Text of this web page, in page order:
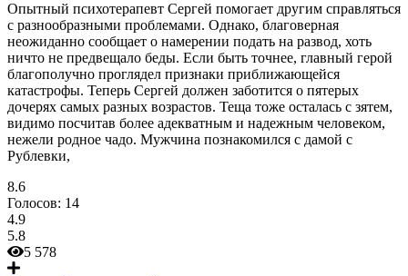
Опытный психотерапевт Сергей помогает другим справляться
с разнообразными проблемами. Однако, благоверная
неожиданно сообщает о намерении подать на развод, хоть
ничто не предвещало беды. Если быть точнее, главный герой
благополучно проглядел признаки приближающейся
катастрофы. Теперь Сергей должен заботится о пятерых
дочерях самых разных возрастов. Теща тоже осталась с зятем,
видимо посчитав более адекватным и надежным человеком,
нежели родное чадо. Мужчина познакомился с дамой с
Рублевки,
8.6
Голосов: 14
4.9
5.8
5 578